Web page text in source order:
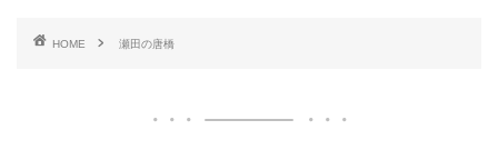
HOME 瀬田の唐橋